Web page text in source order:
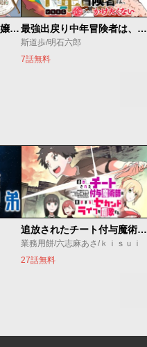
婚約破棄された飯炊き令嬢の私は冷酷公爵と専属契約しました～ですが胃袋を掴んだ結果、冷たかった公爵様がどんどん優しくなっています～ 最強出戻り中年冒険者は、今さら命なんてかけたくない
斯道歩/明石六郎
7話無料
追放されたチート付与魔術師は気ままなセカンドライフを謳歌する。 ～俺は武器だけじゃなく、あらゆるものに『強化ポイント』を付与できるし、俺の意思でいつでも効果を解除できるけど、残った人たち大丈夫？～
業務用餅/六志麻あさ/ｋｉｓｕｉ
27話無料